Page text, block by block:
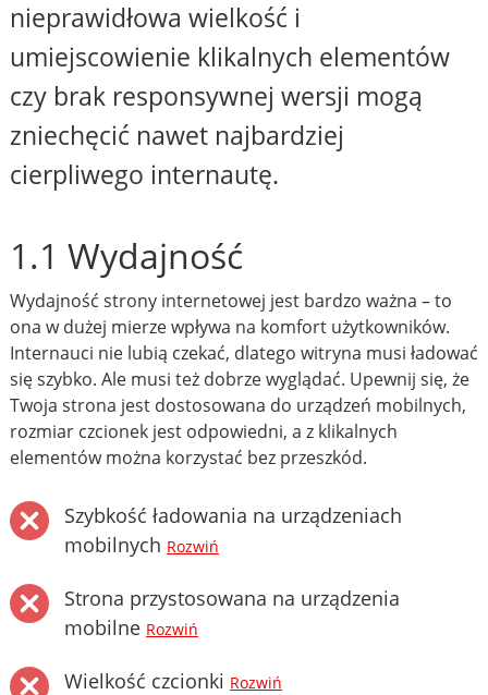
nieprawidłowa wielkość i
umiejscowienie klikalnych elementów
czy brak responsywnej wersji mogą
zniechęcić nawet najbardziej
cierpliwego internautę.
1.1 Wydajność
Wydajność strony internetowej jest bardzo ważna – to
ona w dużej mierze wpływa na komfort użytkowników.
Internauci nie lubią czekać, dlatego witryna musi ładować
się szybko. Ale musi też dobrze wyglądać. Upewnij się, że
Twoja strona jest dostosowana do urządzeń mobilnych,
rozmiar czcionek jest odpowiedni, a z klikalnych
elementów można korzystać bez przeszkód.
Szybkość ładowania na urządzeniach
mobilnych Rozwiń
Strona przystosowana na urządzenia
mobilne Rozwiń
Wielkość czcionki Rozwiń